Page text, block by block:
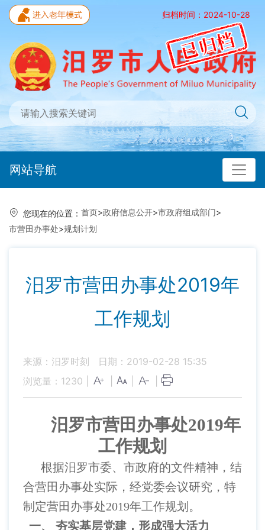
归档时间：2024-10-28
网站导航
您现在的位置： 首页>政府信息公开>市政府组成部门>
市营田办事处>规划计划
汨罗市营田办事处2019年
工作规划
来源：汨罗时刻
日期：2019-02-28 15:35
浏览量： 1230
汨罗市营田办事处2019年
工作规划
根据汨罗市委、市政府的文件精神，结
合营田办事处实际，经党委会议研究，特
制定营田办事处2019年工作规划。
一、
夯实基层党建，形成强大活力